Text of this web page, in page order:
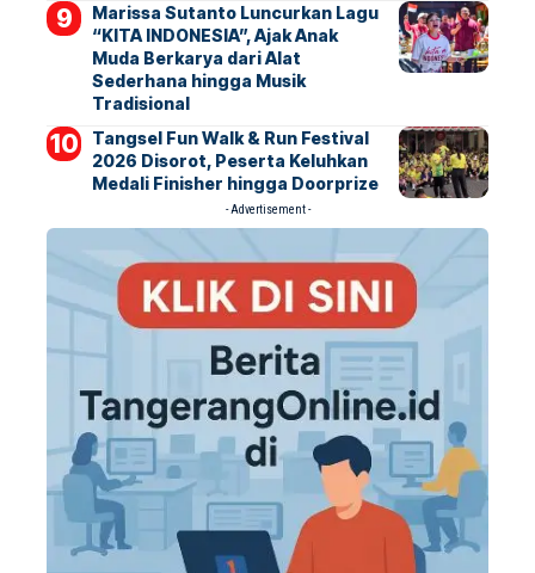
Marissa Sutanto Luncurkan Lagu
“KITA INDONESIA”, Ajak Anak
Muda Berkarya dari Alat
Sederhana hingga Musik
Tradisional
Tangsel Fun Walk & Run Festival
2026 Disorot, Peserta Keluhkan
Medali Finisher hingga Doorprize
- Advertisement -